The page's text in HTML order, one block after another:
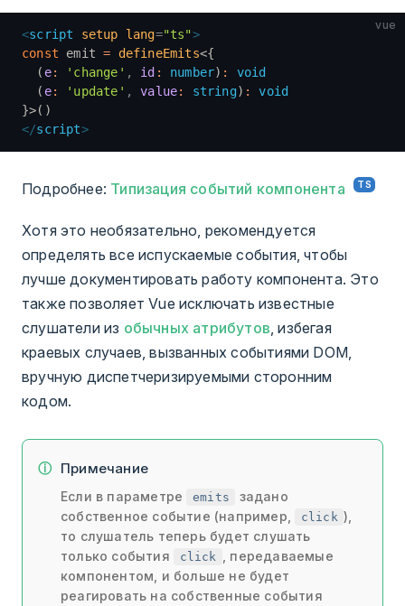
vue
<script setup lang="ts">
const emit = defineEmits<{
  (
e: 'change' , id : number) :
void
  (
e: 'update' , value: string) :
void
}>()
</script>
Подробнее: Типизация событий компонента
Хотя это необязательно, рекомендуется
определять все испускаемые события, чтобы
лучше документировать работу компонента. Это
также позволяет Vue исключать известные
слушатели из обычных атрибутов , избегая
краевых случаев, вызванных событиями DOM,
вручную диспетчеризируемыми сторонним
кодом.
Примечание
Если в параметре emits
задано
собственное событие (например,
click ),
то слушатель теперь будет слушать
только события
click
, передаваемые
компонентом, и больше не будет
реагировать на собственные события